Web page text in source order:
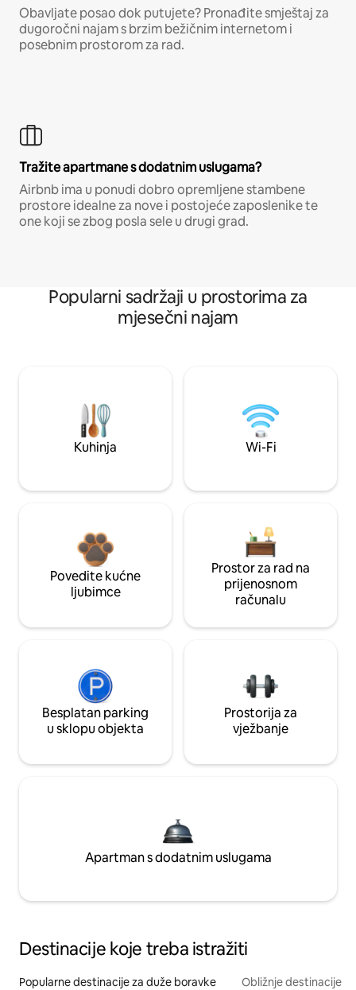
Obavljate posao dok putujete? Pronađite smještaj za
dugoročni najam s brzim bežičnim internetom i
posebnim prostorom za rad.
Tražite apartmane s dodatnim uslugama?
Airbnb ima u ponudi dobro opremljene stambene
prostore idealne za nove i postojeće zaposlenike te
one koji se zbog posla sele u drugi grad.
Popularni sadržaji u prostorima za
mjesečni najam
Kuhinja Wi-Fi
Povedite kućne
ljubimce
Prostor za rad na
prijenosnom
računalu
Besplatan parking
u sklopu objekta
Prostorija za
vježbanje
Apartman s dodatnim uslugama
Destinacije koje treba istražiti
Popularne destinacije za duže boravke Obližnje destinacije